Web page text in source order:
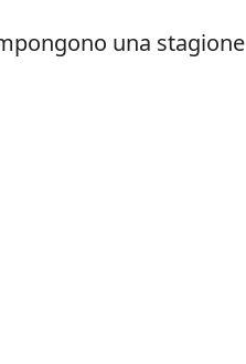
una stagione